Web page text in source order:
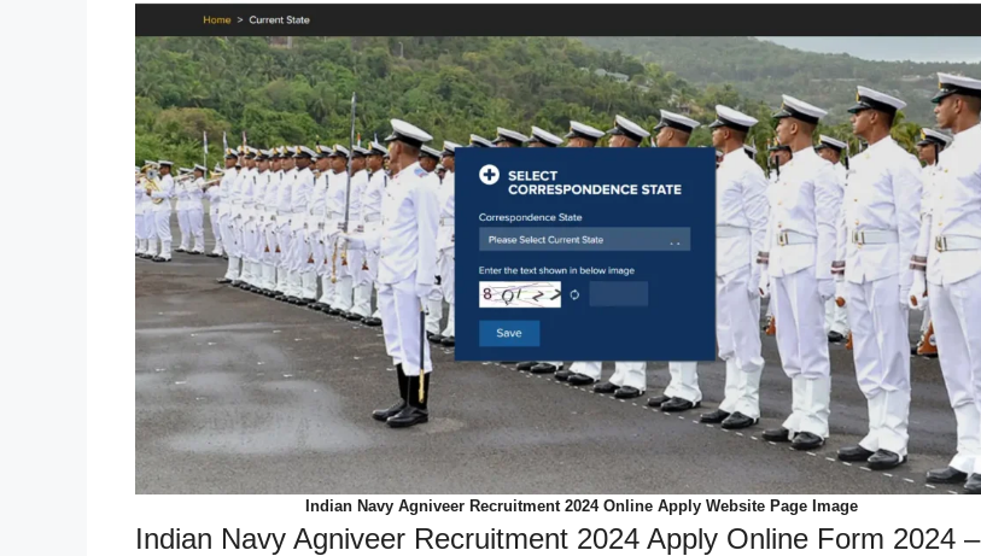
Indian Navy Agniveer Recruitment 2024 Online Apply Website Page Image
Indian Navy Agniveer Recruitment 2024 Apply Online Form 2024 –